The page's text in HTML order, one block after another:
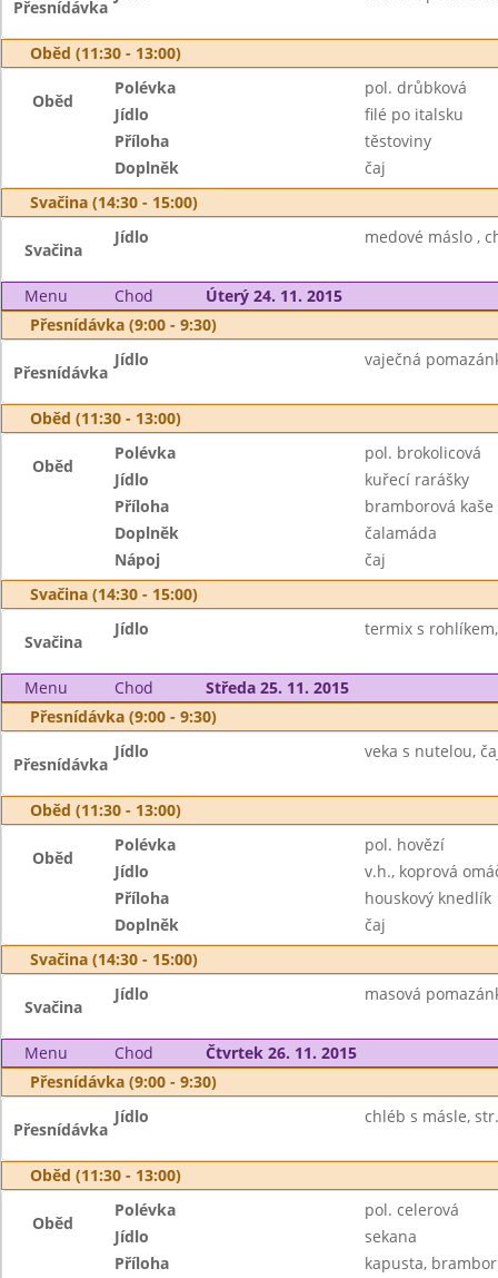
Přesnídávka
Oběd (11:30 - 13:00)
Oběd
Polévka
pol. drůbková
Jídlo
filé po italsku
Příloha
těstoviny
Doplněk
čaj
Svačina (14:30 - 15:00)
Svačina
Jídlo medové máslo ,
Menu Chod
Úterý 24. 11. 2015
Přesnídávka (9:00 - 9:30)
Přesnídávka
Jídlo vaječná
Oběd (11:30 - 13:00)
Oběd
Polévka
pol. brokolicová
Jídlo
kuřecí rarášky
Příloha
bramborová kaše
Doplněk
čalamáda
Nápoj
čaj
Svačina (14:30 - 15:00)
Svačina
Jídlo termix s
Menu Chod
Středa 25. 11. 2015
Přesnídávka (9:00 - 9:30)
Přesnídávka
Jídlo veka s nutelou,
Oběd (11:30 - 13:00)
Oběd
Polévka
pol. hovězí
Jídlo
v.h., koprová
Příloha
houskový knedlík
Doplněk
čaj
Svačina (14:30 - 15:00)
Svačina
Jídlo masová
Menu Chod
Čtvrtek 26. 11. 2015
Přesnídávka (9:00 - 9:30)
Přesnídávka
Jídlo chléb s másle,
Oběd (11:30 - 13:00)
Oběd
Polévka
pol. celerová
Jídlo
sekana
Příloha
kapusta, brambor